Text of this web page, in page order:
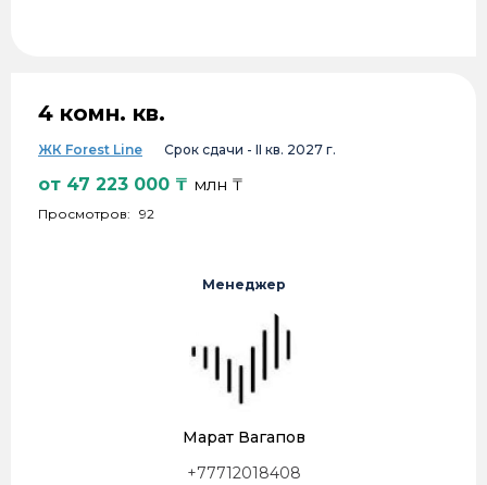
4 комн. кв.
ЖК Forest Line Срок сдачи - II кв. 2027 г.
от 47 223 000 ₸ млн ₸
Просмотров: 92
Менеджер
Марат Вагапов
+77712018408